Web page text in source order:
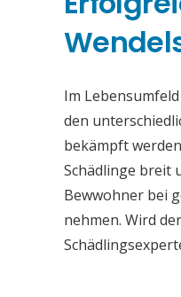
Im
den
bekämpft
Schädlinge breit
Bewwohner bei
nehmen. Wird